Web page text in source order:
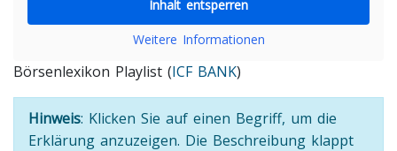
Inhalt entsperren
Weitere Informationen
Börsenlexikon Playlist (ICF BANK)
Hinweis: Klicken Sie auf einen Begriff, um die
Erklärung anzuzeigen. Die Beschreibung klappt